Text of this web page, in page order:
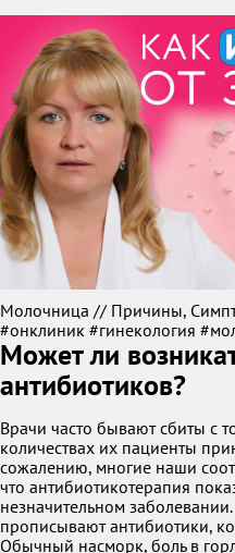
Молочница // Причины,
#онклиник #гинекология
Может ли
антибиотиков?
Врачи часто бывают сбиты с
количествах их пациенты
сожалению, многие наши
что антибиотикотерапия
незначительном
прописывают антибиотики,
Обычный насморк, боль в